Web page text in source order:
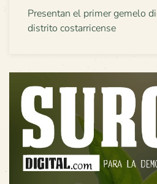
Presentan el primer gemelo
distrito costarricense